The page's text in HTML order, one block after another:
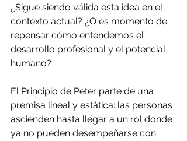
¿Sigue siendo válida esta idea en el
contexto actual? ¿O es momento de
repensar cómo entendemos el
desarrollo profesional y el potencial
humano?
El Principio de Peter parte de una
premisa lineal y estática: las personas
ascienden hasta llegar a un rol donde
ya no pueden desempeñarse con